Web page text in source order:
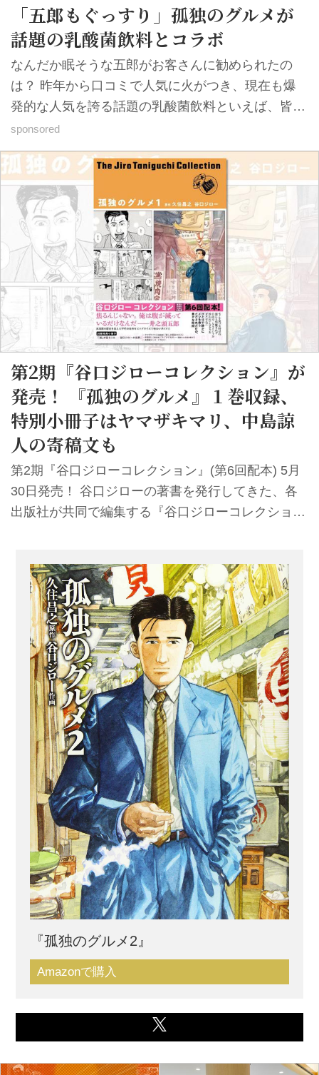
「五郎もぐっすり」孤独のグルメが
話題の乳酸菌飲料とコラボ
なんだか眠そうな五郎がお客さんに勧められたの
は？ 昨年から口コミで人気に火がつき、現在も爆
発的な人気を誇る話題の乳酸菌飲料といえば、皆さ
んご存じヤクルトの「Ｙ１０００」と「Yakult（ヤ
クルト）1000」だ。 そんな人気商品と孤独のグル
メが、日刊SPA!でコラボを果たした。 現在2本のコ
ラボマンガが掲載中で、第1話は五郎と「Ｙ１００
０」の出合いからスタート。 いつものようにお客
さんのところに行って商談を終えた五郎だったが、
その日はなんだかとても眠そう。そんな五郎を心配
したお客さんが紹介してくれたのが「Ｙ１０００」
だった。 「最近すごい話題なのに、五郎さん知ら
ないの？」 そんなお客さんの...
第2期『谷口ジローコレクション』が
発売！ 『孤独のグルメ』１巻収録、
特別小冊子はヤマザキマリ、中島諒
人の寄稿文も
第2期『谷口ジローコレクション』(第6回配本) 5月
30日発売！ 谷口ジローの著書を発行してきた、各
出版社が共同で編集する『谷口ジローコレクショ
社の合同企画として出版しております。第2期全10
巻を、2022年9月まで隔月刊行する予定です。 扶桑
社が発行する『谷口ジローコレクション』は、食漫
画の金字塔として愛され、松重豊主演のドラマシリ
ーズも大人気の『孤独のグルメ』第１巻を収録！
個人で輸入雑貨商を営む主人公・井之頭五郎が一人
で食事をするシチュエーションを淡々と描くハード
ボイルド・グルメマンガ『孤独...
『孤独のグルメ2』
Amazonで購入